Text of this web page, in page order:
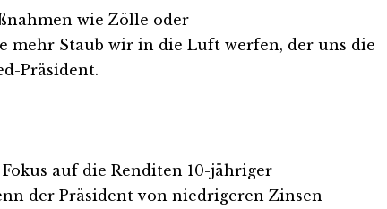
wie Zölle oder
mehr Staub wir in die Luft werfen, der uns die
Präsident.
auf die Renditen 10-jähriger
der Präsident von niedrigeren Zinsen